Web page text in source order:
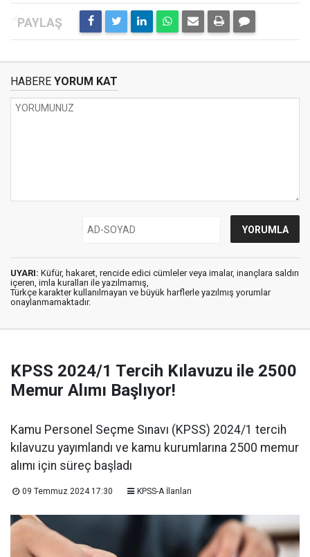
HABERE YORUM KAT
UYARI: Küfür, hakaret, rencide edici cümleler veya imalar, inançlara saldırı
içeren, imla kuralları ile yazılmamış,
Türkçe karakter kullanılmayan ve büyük harflerle yazılmış yorumlar
onaylanmamaktadır.
KPSS 2024/1 Tercih Kılavuzu ile 2500
Memur Alımı Başlıyor!
Kamu Personel Seçme Sınavı (KPSS) 2024/1 tercih
kılavuzu yayımlandı ve kamu kurumlarına 2500 memur
alımı için süreç başladı
09 Temmuz 2024 17:30 KPSS-A İlanları